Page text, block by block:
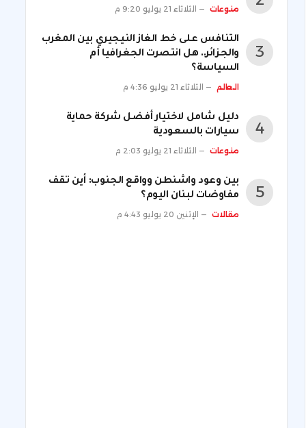
منوعات الثلاثاء 21 يوليو 9:20 م
التنافس على خط الغاز النيجيري بين المغرب
والجزائر.. هل انتصرت الجغرافيا أم
السياسة؟
العالم الثلاثاء 21 يوليو 4:36 م
دليل شامل لاختيار أفضل شركة حماية
سيارات بالسعودية
منوعات الثلاثاء 21 يوليو 2:03 م
بين وعود واشنطن وواقع الجنوب: أين تقف
مفاوضات لبنان اليوم؟
مقالات الإثنين 20 يوليو 4:43 م